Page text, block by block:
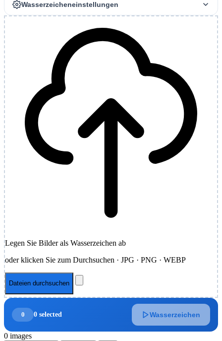
Wasserzeicheneinstellungen
Legen Sie Bilder als Wasserzeichen ab
oder klicken Sie zum Durchsuchen · JPG · PNG · WEBP
Dateien durchsuchen
0 0 selected Wasserzeichen
0 images